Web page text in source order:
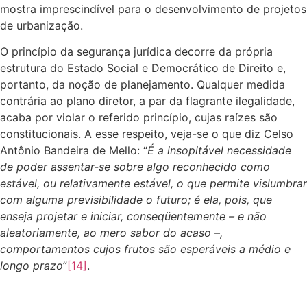
mostra imprescindível para o desenvolvimento de projetos
de urbanização.
O princípio da segurança jurídica decorre da própria
estrutura do Estado Social e Democrático de Direito e,
portanto, da noção de planejamento. Qualquer medida
contrária ao plano diretor, a par da flagrante ilegalidade,
acaba por violar o referido princípio, cujas raízes são
constitucionais. A esse respeito, veja-se o que diz Celso
Antônio Bandeira de Mello: “É a insopitável necessidade
de poder assentar-se sobre algo reconhecido como
estável, ou relativamente estável, o que permite vislumbrar
com alguma previsibilidade o futuro; é ela, pois, que
enseja projetar e iniciar, conseqüentemente – e não
aleatoriamente, ao mero sabor do acaso –,
comportamentos cujos frutos são esperáveis a médio e
longo prazo”[14] .